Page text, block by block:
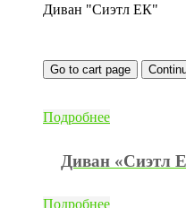
Диван "Сиэтл ЕК"
Go to cart page
Подробнее
Диван «Сиэтл
Подробнее